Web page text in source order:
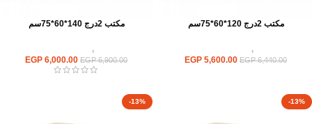
مكتب 2درج 120*60*75سم
مكاتب,
EGP6,440.00
EGP 5,600.00
مكتب 2درج 140*60*75سم
مكاتب,
EGP6,900.00
EGP 6,000.00
-13%
-13%